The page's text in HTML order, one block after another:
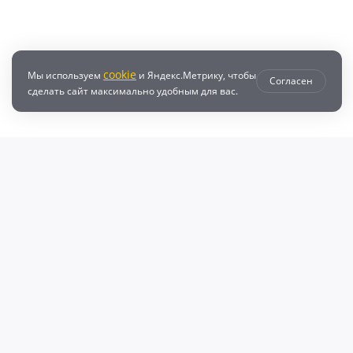
Мы используем cookie и Яндекс.Метрику, чтобы
сделать сайт максимально удобным для вас.
Согласен